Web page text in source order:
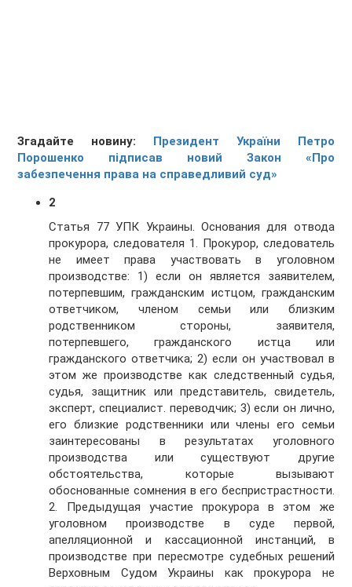
Згадайте новину: Президент України Петро
Порошенко підписав новий Закон «Про
забезпечення права на справедливий суд»
2
Статья 77 УПК Украины. Основания для отвода
прокурора, следователя 1. Прокурор, следователь
не имеет права участвовать в уголовном
производстве: 1) если он является заявителем,
потерпевшим, гражданским истцом, гражданским
ответчиком, членом семьи или близким
родственником стороны, заявителя,
потерпевшего, гражданского истца или
гражданского ответчика; 2) если он участвовал в
этом же производстве как следственный судья,
судья, защитник или представитель, свидетель,
эксперт, специалист. переводчик; 3) если он лично,
его близкие родственники или члены его семьи
заинтересованы в результатах уголовного
производства или существуют другие
обстоятельства, которые вызывают
обоснованные сомнения в его беспристрастности.
2. Предыдущая участие прокурора в этом же
уголовном производстве в суде первой,
апелляционной и кассационной инстанций, в
производстве при пересмотре судебных решений
Верховным Судом Украины как прокурора не